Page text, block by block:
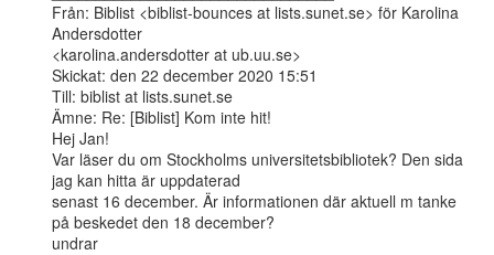
Från: Biblist <biblist-bounces at lists.sunet.se> för Karolina
Andersdotter
<karolina.andersdotter at ub.uu.se>
Skickat: den 22 december 2020 15:51
Till: biblist at lists.sunet.se
Ämne: Re: [Biblist] Kom inte hit!
Hej Jan!
Var läser du om Stockholms universitetsbibliotek? Den sida
jag kan hitta är uppdaterad
senast 16 december. Är informationen där aktuell m tanke
på beskedet den 18 december?
undrar